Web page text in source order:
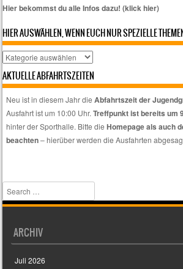
Hier bekommst du alle Infos dazu! (klick hier)
HIER AUSWÄHLEN, WENN EUCH NUR SPEZIELLE
Hier
auswählen,
wenn
euch
interessieren.
AKTUELLE ABFAHRTSZEITEN
Neu ist in diesem Jahr dieAbfahrtszeit der
Ausfahrt ist um 10:00 Uhr.Treffpunkt ist bereits um
hinter der Sporthalle. Bitte dieHomepage als auch
beachten– hierüber werden die Ausfahrten
Search
ARCHIV
Juli 2026